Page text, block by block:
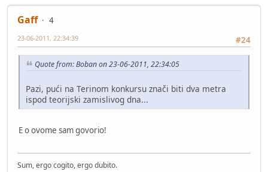
Gaff
4
#24
23-06-2011, 22:34:39
Quote from: Boban on 23-06-2011, 22:34:05
Pazi, pući na Terinom konkursu znači biti dva metra
ispod teorijski zamislivog dna...
E o ovome sam govorio!
Sum, ergo cogito, ergo dubito.